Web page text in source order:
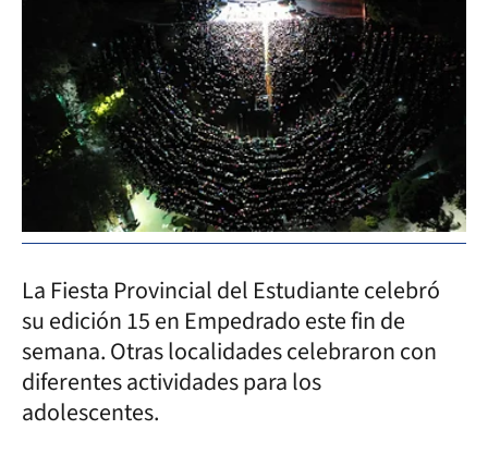
La Fiesta Provincial del Estudiante celebró
su edición 15 en Empedrado este fin de
semana. Otras localidades celebraron con
diferentes actividades para los
adolescentes.